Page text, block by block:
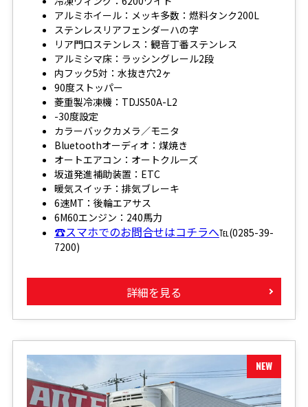
アルミホイール：メッキ多数：燃料タンク200L
ステンレスリアフェンダーハの字
リア門口ステンレス：観音丁番ステンレス
アルミシマ床：ラッシングレール2段
内フック5対：水抜き穴2ヶ
90度ストッパー
菱重製冷凍機：TDJS50A-L2
-30度設定
カラーバックカメラ／モニタ
Bluetoothオーディオ：煤焼き
オートエアコン：オートクルーズ
坂道発進補助装置：ETC
暖気スイッチ：排気ブレーキ
6速MT：後輪エアサス
6M60エンジン：240馬力
☎スマホでのお問合せはコチラへ℡(0285-39-
7200)
詳細を見る